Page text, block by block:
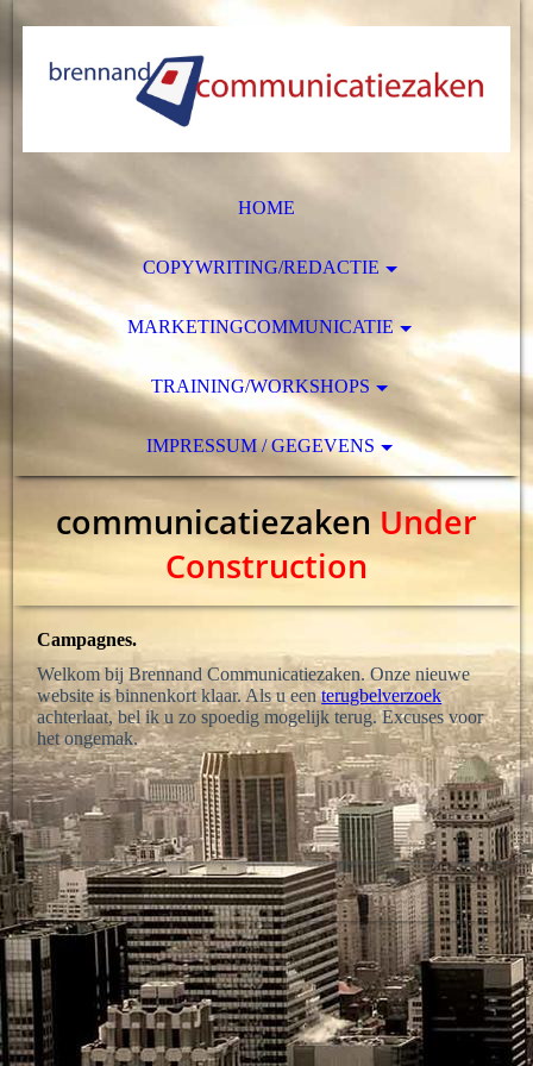
HOME
COPYWRITING/REDACTIE
MARKETINGCOMMUNICATIE
TRAINING/WORKSHOPS
IMPRESSUM / GEGEVENS
communicatiezakenUnder
Construction
Campagnes.
Welkom bij Brennand Communicatiezaken. Onze nieuwe
website is binnenkort klaar. Als u eenterugbelverzoek
achterlaat, bel ik u zo spoedig mogelijk terug. Excuses voor
het ongemak.